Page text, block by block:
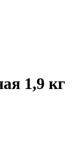
1,9 кг